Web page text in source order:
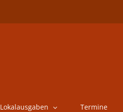
Lokalausgaben Termine